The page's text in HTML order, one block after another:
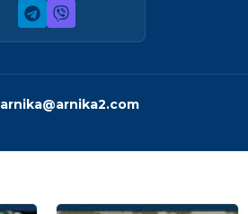
arnika@arnika2.com